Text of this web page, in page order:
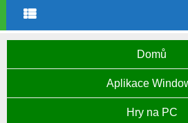
Domů
Aplikace
Hry na PC